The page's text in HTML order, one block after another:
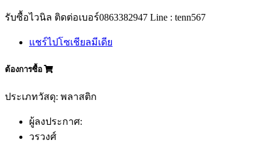
รับซื้อไวนิล ติดต่อเบอร์0863382947 Line : tenn567
แชร์ไปโซเชียลมีเดีย
ต้องการซื้อ
ประเภทวัสดุ: พลาสติก
ผู้ลงประกาศ:
วรวงศ์